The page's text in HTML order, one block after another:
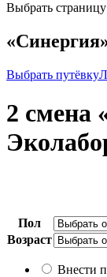
Выбрать страницу
Выбрать путёвку
2 смена
Пол
Возраст
Внести